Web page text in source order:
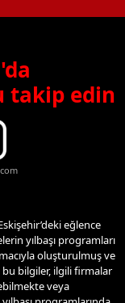
takip edin
eğlence
yılbaşı programları
oluşturulmuş ve
bu bilgiler, ilgili firmalar
veya